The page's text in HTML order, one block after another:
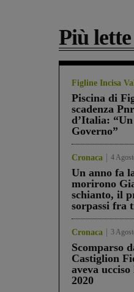
Più lette
Figline Incisa
Piscina di
scadenza
d’Italia:
Governo”
Cronaca 4
Un anno fa
morirono
schianto, il
sorpassi fra
Cronaca 3
Scomparso
Castiglion
aveva
2020